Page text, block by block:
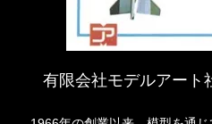
有限会社モデルアート